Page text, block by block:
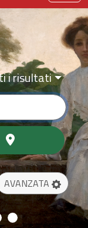
i risultati
AVANZATA